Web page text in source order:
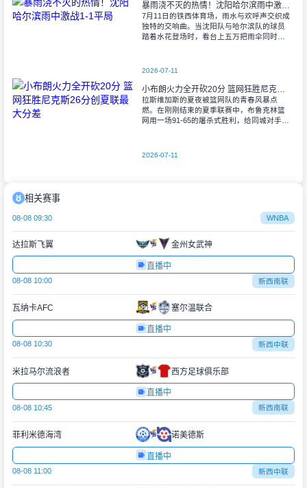
暴雨浇不灭的热情！沈阳哈尔滨雨中激战1-1平局
7月11日的铁西体育场，雨水与欢呼声交织成
独特的交响曲。当沈阳队与哈尔滨队的球员
踏着水花登场时，看台上五万把雨伞同时收
2026-07-11
小布朗火力全开砍20分 篮网狂胜尼克斯26分创夏联最大分差
拉斯维加斯的夏夜被篮网队的青春风暴点
燃。在刚刚结束的夏季联赛中，布鲁克林篮
网用一场91-65的屠杀式胜利，给同城对手尼
2026-07-11
相关赛事
08-08 09:30 WNBA
达拉斯飞翼 金州女武神
直播中
08-08 10:00 新西南联
瓦纳卡AFC 塞尔温联合
直播中
08-08 10:30 新西中联
米拉马尔流浪者 西方足球俱乐部
直播中
08-08 10:45 新西南联
菲利米德海湾 诺美德斯
直播中
08-08 11:00 新西中联